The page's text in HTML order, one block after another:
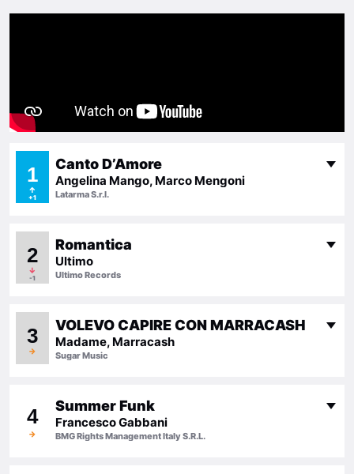
1 Canto D’Amore
Angelina Mango, Marco Mengoni
Latarma S.r.l.
↑
+1
2 Romantica
Ultimo
Ultimo Records
↓
-1
3 VOLEVO CAPIRE CON MARRACASH
Madame, Marracash
Sugar Music
→
4 Summer Funk
Francesco Gabbani
BMG Rights Management Italy S.R.L.
→